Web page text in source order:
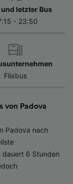
letzter Bus
- 23:50
Flixbus
von Padova
Padova nach
dauert 6 Stunden
und
Ihre
Ihr
Zugriff auf
Messung
von